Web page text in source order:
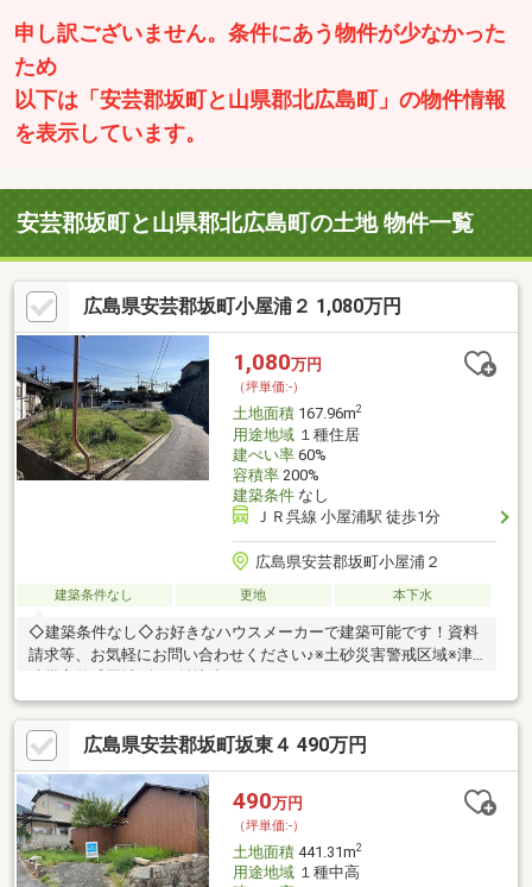
申し訳ございません。条件にあう物件が少なかった
ため
以下は「安芸郡坂町と山県郡北広島町」の物件情報
を表示しています。
安芸郡坂町と山県郡北広島町の土地 物件一覧
広島県安芸郡坂町小屋浦２ 1,080万円
1,080万円
（坪単価:-）
土地面積167.96m2
用途地域１種住居
建ぺい率60%
容積率200%
建築条件なし
ＪＲ呉線 小屋浦駅 徒歩1分
広島県安芸郡坂町小屋浦２
建築条件なし 更地 本下水
◇建築条件なし◇お好きなハウスメーカーで建築可能です！資料
請求等、お気軽にお問い合わせください♪※土砂災害警戒区域※津
広島県安芸郡坂町坂東４ 490万円
490万円
（坪単価:-）
土地面積441.31m2
用途地域１種中高